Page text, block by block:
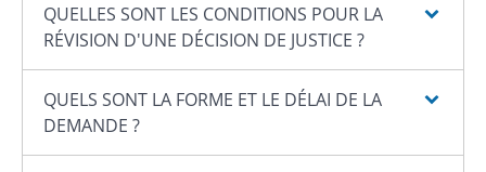
QUELLES SONT LES CONDITIONS POUR LA
RÉVISION D'UNE DÉCISION DE JUSTICE ?
QUELS SONT LA FORME ET LE DÉLAI DE LA
DEMANDE ?